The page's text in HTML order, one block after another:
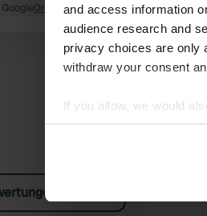
and access information
audience research and
privacy choices are only
withdraw your consent
If you allow, we would
Collect information
Find out more about
We use cookies to
Original anzeigen
anzeigen